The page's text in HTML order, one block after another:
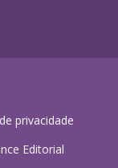
privacidade
Editorial